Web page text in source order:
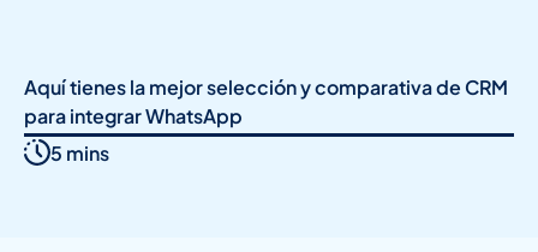
Aquí tienes la mejor selección y comparativa de CRM
para integrar WhatsApp
5 mins